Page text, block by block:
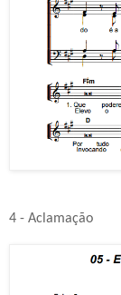
4 - Aclamação